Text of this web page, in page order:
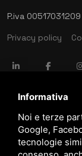
P.iva
Privacy policy
language ITALIANO
download Catalogo
Informativa
Noi e terze
Google,
tecnologie